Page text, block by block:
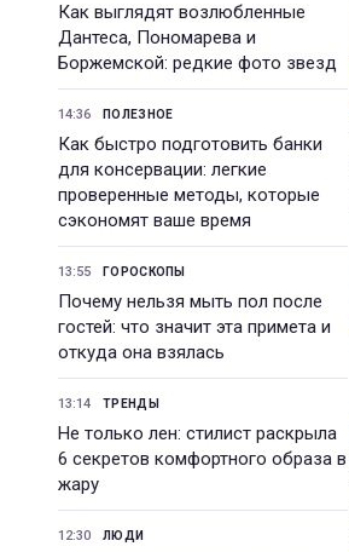
Как выглядят возлюбленные
Дантеса, Пономарева и
Боржемской: редкие фото звезд
14:36 ПОЛЕЗНОЕ
Как быстро подготовить банки
для консервации: легкие
проверенные методы, которые
сэкономят ваше время
13:55 ГОРОСКОПЫ
Почему нельзя мыть пол после
гостей: что значит эта примета и
откуда она взялась
13:14 ТРЕНДЫ
Не только лен: стилист раскрыла
6 секретов комфортного образа в
жару
12:30 ЛЮДИ